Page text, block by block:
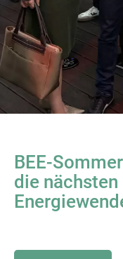
BEE-
die